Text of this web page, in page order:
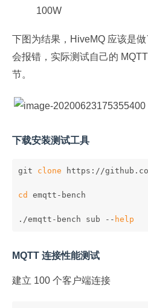
100W
下图为结果，HiveMQ 应该是
会报错，实际测试自己的
节。
下载安装测试工具
git clone https://
cd emqtt-bench
./emqtt-bench sub -- help
MQTT 连接性能测试
建立 100 个客户端连接